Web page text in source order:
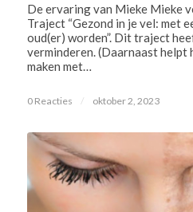
De ervaring van Mieke Mieke
Traject “Gezond in je vel: met
oud(er) worden”. Dit traject
verminderen. (Daarnaast helpt
maken met…
0 Reacties / oktober 2, 2023